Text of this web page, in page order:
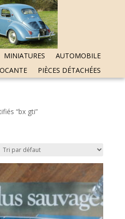
MINIATURES
AUTOMOBILE
PIÈCES DÉTACHÉES
“bx gti”